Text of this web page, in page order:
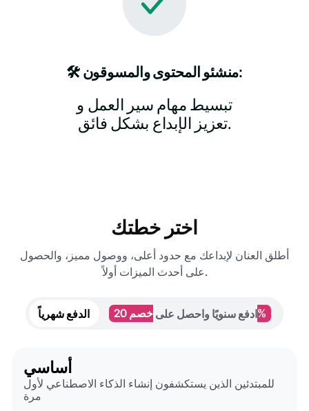
🛠️ منشئو المحتوى والمسوقون:
تبسيط مهام سير العمل و
تعزيز الإبداع بشكل فائق.
اختر خطتك
أطلق العنان لإبداعك مع حدود أعلى، ووصول مميز، والحصول
على أحدث الميزات أولاً.
الدفع شهرياً ادفع سنويًا واحصل علىخصم 20%
أساسي
للمبتدئين الذين يستكشفون إنشاء الذكاء الاصطناعي لأول
مرة